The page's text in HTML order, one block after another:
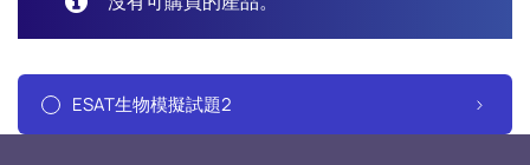
ESAT生物模擬試題2